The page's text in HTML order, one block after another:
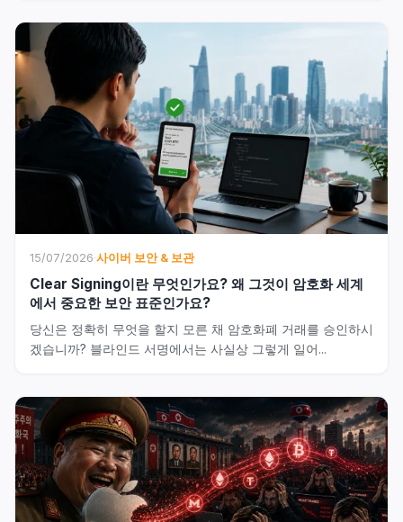
15/07/2026·사이버 보안 & 보관
Clear Signing이란 무엇인가요? 왜 그것이 암호화 세계
에서 중요한 보안 표준인가요?
당신은 정확히 무엇을 할지 모른 채 암호화폐 거래를 승인하시
겠습니까? 블라인드 서명에서는 사실상 그렇게 일어...